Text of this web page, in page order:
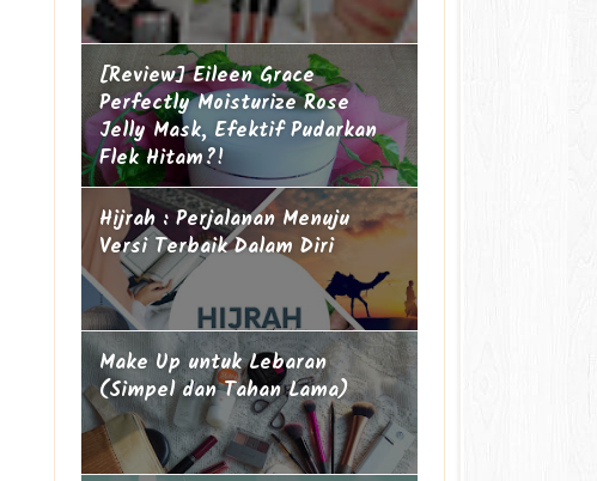
[Review] Eileen Grace
Perfectly Moisturize Rose
Jelly Mask, Efektif Pudarkan
Flek Hitam?!
Hijrah : Perjalanan Menuju
Versi Terbaik Dalam Diri
Make Up untuk Lebaran
(Simpel dan Tahan Lama)